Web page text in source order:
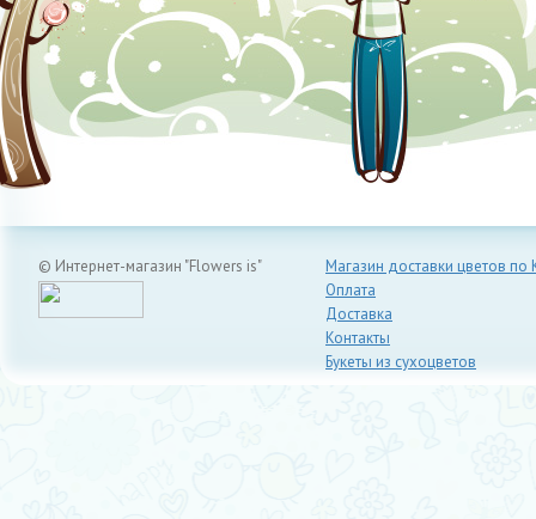
© Интернет-магазин "Flowers is"
Магазин доставки цветов по
Оплата
Доставка
Контакты
Букеты из сухоцветов